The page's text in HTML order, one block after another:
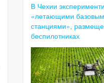
В Чехии
«летающими
станциями»,
беспилотниках